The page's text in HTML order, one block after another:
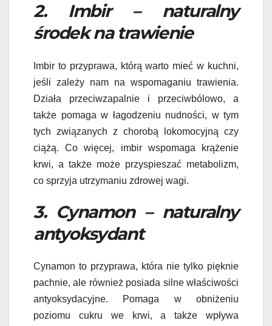
2. Imbir – naturalny
środek na trawienie
Imbir to przyprawa, którą warto mieć w kuchni,
jeśli zależy nam na wspomaganiu trawienia.
Działa przeciwzapalnie i przeciwbólowo, a
także pomaga w łagodzeniu nudności, w tym
tych związanych z chorobą lokomocyjną czy
ciążą. Co więcej, imbir wspomaga krążenie
krwi, a także może przyspieszać metabolizm,
co sprzyja utrzymaniu zdrowej wagi.
3. Cynamon – naturalny
antyoksydant
Cynamon to przyprawa, która nie tylko pięknie
pachnie, ale również posiada silne właściwości
antyoksydacyjne. Pomaga w obniżeniu
poziomu cukru we krwi, a także wpływa